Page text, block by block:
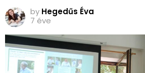
by Hegedűs Éva
7 éve